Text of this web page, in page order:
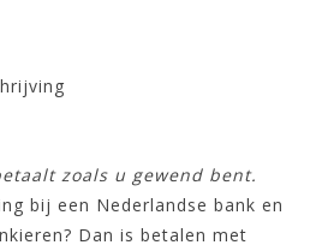
zoals u gewend bent.
bij een Nederlandse bank en
Dan is betalen met